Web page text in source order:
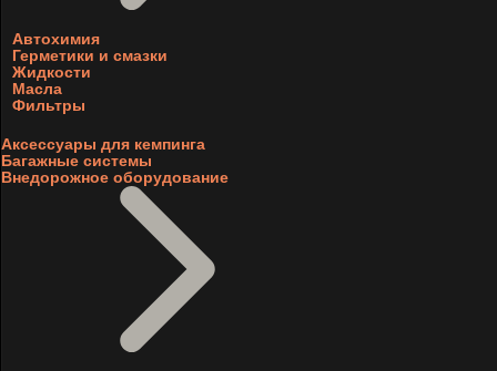
Автохимия
Герметики и смазки
Жидкости
Масла
Фильтры
Аксессуары для кемпинга
Багажные системы
Внедорожное оборудование